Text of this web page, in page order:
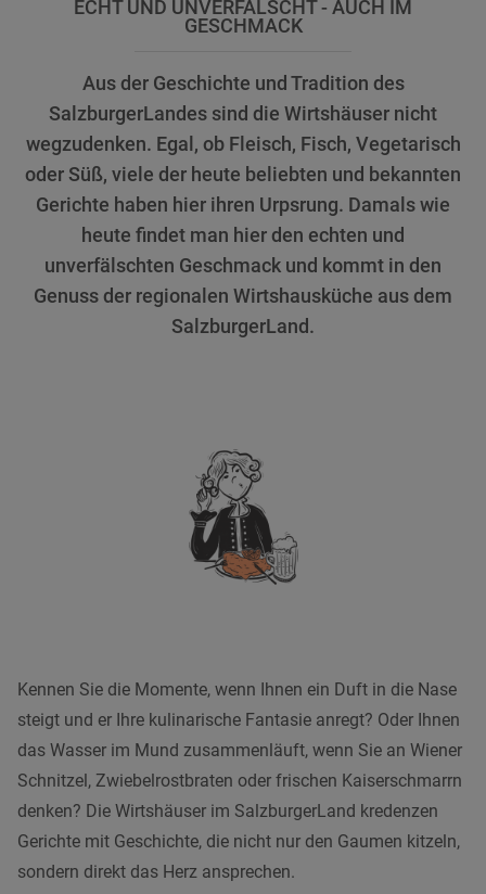
ECHT UND UNVERFÄLSCHT - AUCH IM
GESCHMACK
Aus der Geschichte und Tradition des
SalzburgerLandes sind die Wirtshäuser nicht
wegzudenken. Egal, ob Fleisch, Fisch, Vegetarisch
oder Süß, viele der heute beliebten und bekannten
Gerichte haben hier ihren Urpsrung. Damals wie
heute findet man hier den echten und
unverfälschten Geschmack und kommt in den
Genuss der regionalen Wirtshausküche aus dem
SalzburgerLand.
Kennen Sie die Momente, wenn Ihnen ein Duft in die Nase
steigt und er Ihre kulinarische Fantasie anregt? Oder Ihnen
das Wasser im Mund zusammenläuft, wenn Sie an Wiener
Schnitzel, Zwiebelrostbraten oder frischen Kaiserschmarrn
denken? Die Wirtshäuser im SalzburgerLand kredenzen
Gerichte mit Geschichte, die nicht nur den Gaumen kitzeln,
sondern direkt das Herz ansprechen.